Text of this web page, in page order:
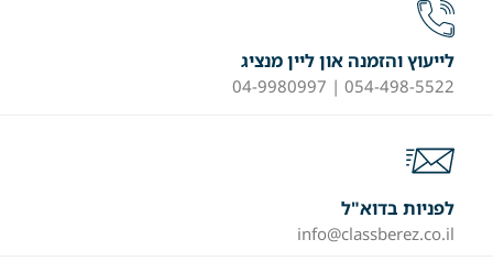
לייעוץ והזמנה און ליין מנציג
054-498-5522 | 04-9980997
לפניות בדוא"ל
info@classberez.co.il